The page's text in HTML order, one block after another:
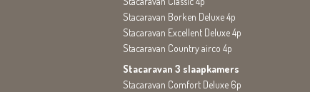
Stacaravan Borken Deluxe 4p
Stacaravan Excellent Deluxe 4p
Stacaravan Country airco 4p
Stacaravan 3 slaapkamers
Stacaravan Comfort Deluxe 6p